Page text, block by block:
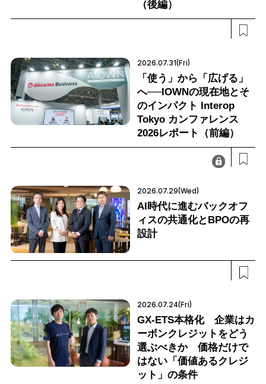
（後編）
2026.07.31(Fri)
「使う」から「広げる」
へ──IOWNの現在地とそ
のインパクト Interop
Tokyo カンファレンス
2026レポート（前編）
2026.07.29(Wed)
AI時代に進むバックオフ
ィスの共通化とBPOの再
設計
2026.07.24(Fri)
GX-ETS本格化 企業はカ
ーボンクレジットをどう
選ぶべきか 価格だけで
はない「価値あるクレジ
ット」の条件